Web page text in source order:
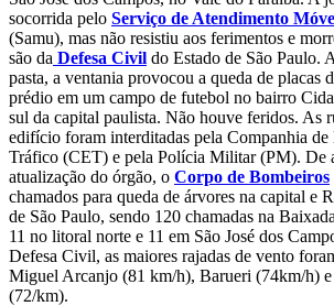
socorrida pelo Serviço de Atendimento
(Samu), mas não resistiu aos ferimentos e
são da Defesa Civil do Estado de São Paulo.
pasta, a ventania provocou a queda de placas
prédio em um campo de futebol no bairro
sul da capital paulista. Não houve feridos. As
edifício foram interditadas pela Companhia de
Tráfico (CET) e pela Polícia Militar (PM). De
atualização do órgão, o Corpo de Bombeiros
chamados para queda de árvores na capital e
de São Paulo, sendo 120 chamadas na
11 no litoral norte e 11 em São José dos
Defesa Civil, as maiores rajadas de vento
Miguel Arcanjo (81 km/h), Barueri (74km/h) e
(72/km).